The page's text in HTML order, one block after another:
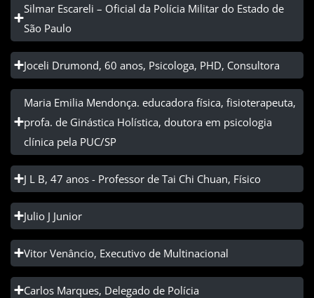
Silmar Escareli – Oficial da Polícia Militar do Estado de
São Paulo
Joceli Drumond, 60 anos, Psicologa, PHD, Consultora
Maria Emilia Mendonça. educadora física, fisioterapeuta,
profa. de Ginástica Holística, doutora em psicologia
clínica pela PUC/SP
J L B, 47 anos - Professor de Tai Chi Chuan, Físico
Julio J Junior
Vitor Venâncio, Executivo de Multinacional
Carlos Marques, Delegado de Polícia